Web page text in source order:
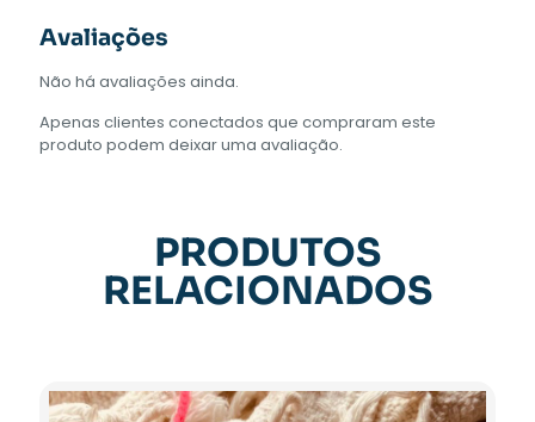
Avaliações
Não há avaliações ainda.
Apenas clientes conectados que compraram este
produto podem deixar uma avaliação.
PRODUTOS
RELACIONADOS